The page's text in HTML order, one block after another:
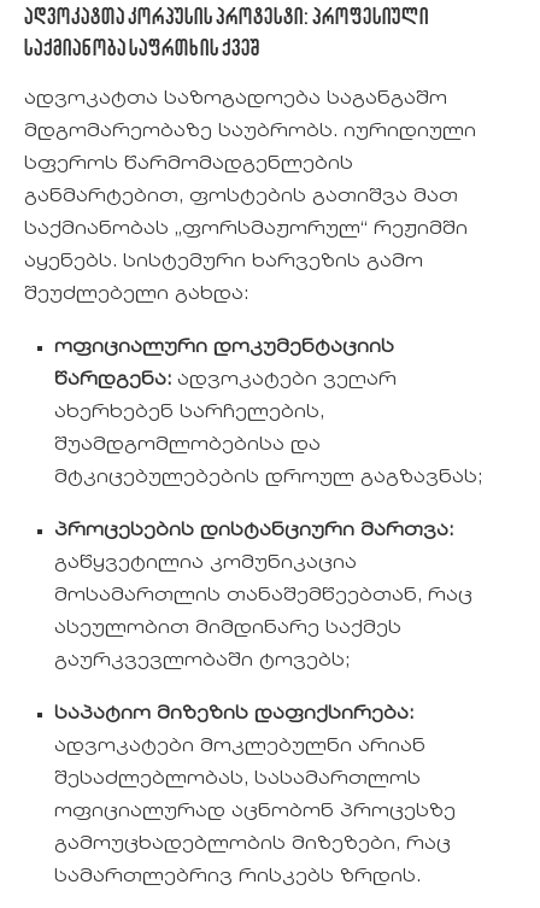
ადვოკატთა კორპუსის პროტესტი: პროფესიული
საქმიანობა საფრთხის ქვეშ
ადვოკატთა საზოგადოება საგანგაშო
მდგომარეობაზე საუბრობს. იურიდიული
სფეროს წარმომადგენლების
განმარტებით, ფოსტების გათიშვა მათ
საქმიანობას „ფორსმაჟორულ“ რეჟიმში
აყენებს. სისტემური ხარვეზის გამო
შეუძლებელი გახდა:
ოფიციალური დოკუმენტაციის
წარდგენა: ადვოკატები ვეღარ
ახერხებენ სარჩელების,
შუამდგომლობებისა და
მტკიცებულებების დროულ გაგზავნას;
პროცესების დისტანციური მართვა:
გაწყვეტილია კომუნიკაცია
მოსამართლის თანაშემწეებთან, რაც
ასეულობით მიმდინარე საქმეს
გაურკვევლობაში ტოვებს;
საპატიო მიზეზის დაფიქსირება:
ადვოკატები მოკლებულნი არიან
შესაძლებლობას, სასამართლოს
ოფიციალურად აცნობონ პროცესზე
გამოუცხადებლობის მიზეზები, რაც
სამართლებრივ რისკებს ზრდის.